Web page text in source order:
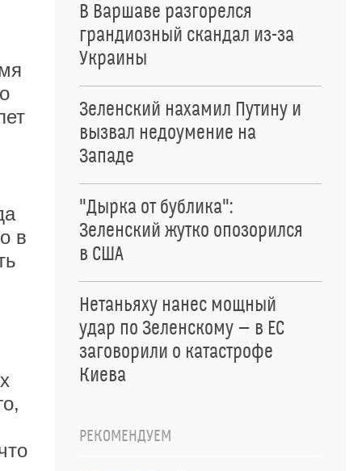
в
В Варшаве разгорелся
грандиозный скандал из-за
Украины
Зеленский нахамил Путину и
вызвал недоумение на
Западе
"Дырка от бублика":
Зеленский жутко опозорился
в США
Нетаньяху нанес мощный
удар по Зеленскому — в ЕС
заговорили о катастрофе
Киева
РЕКОМЕНДУЕМ